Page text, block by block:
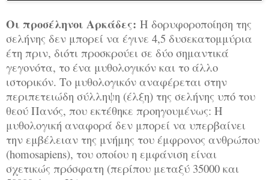
Οι προσέληνοι Αρκάδες: Η δορυφοροποίηση της
σελήνης δεν μπορεί να έγινε 4,5 δυσεκατομμύρια
έτη πριν, διότι προσκρούει σε δύο σημαντικά
γεγονότα, το ένα μυθολογικόν και το άλλο
ιστορικόν. Το μυθολογικόν αναφέρεται στην
περιπετειώδη σύλληψη (έλξη) της σελήνης υπό του
θεού Πανός, που εκτέθηκε προηγουμένως: Η
μυθολογική αναφορά δεν μπορεί να υπερβαίνει
την εμβέλειαν της μνήμης του έμφρονος ανθρώπου
(homosapiens), του οποίου η εμφάνιση είναι
σχετικώς πρόσφατη (περίπου μεταξύ 35000 και